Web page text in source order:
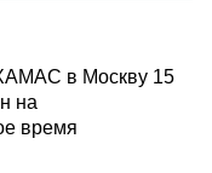
в Москву 15
на
время